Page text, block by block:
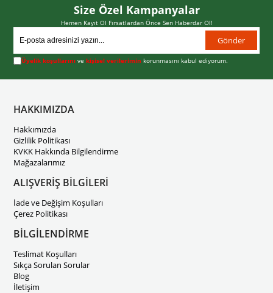
Size Özel Kampanyalar
Hemen Kayıt Ol Fırsatlardan Önce Sen Haberdar Ol!
Gönder
Üyelik koşullarını vekişisel verilerimin korunmasını kabul ediyorum.
HAKKIMIZDA
Hakkımızda
Gizlilik Politikası
KVKK Hakkında Bilgilendirme
Mağazalarımız
ALIŞVERİŞ BİLGİLERİ
İade ve Değişim Koşulları
Çerez Politikası
BİLGİLENDİRME
Teslimat Koşulları
Sıkça Sorulan Sorular
Blog
İletişim